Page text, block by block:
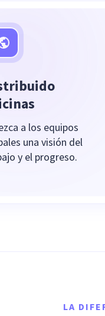
a los equipos
una visión del
y el progreso.
LA